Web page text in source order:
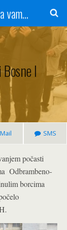
Radio Gradačac - 56 godina sa vama...
I
Mail SMS
počasti
Odbrambeno-
borcima